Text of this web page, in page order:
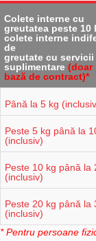
Colete interne cu
greutatea peste 10
colete interne
de
greutate cu servicii
suplimentare (doar
bază de contract)*
Până la 5 kg
Peste 5 kg până la
(inclusiv)
Peste 10 kg până la
(inclusiv)
Peste 20 kg până la
(inclusiv)
* Pentru persoane